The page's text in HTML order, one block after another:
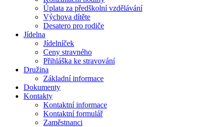
Úplata za předškolní vzdělávání
Výchova dítěte
Desatero pro rodiče
Jídelna
Jídelníček
Ceny stravného
Přihláška ke stravování
Družina
Základní informace
Dokumenty
Kontakty
Kontaktní informace
Kontaktní formulář
Zaměstnanci